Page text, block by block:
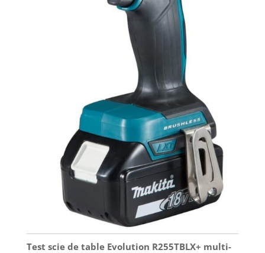
Test scie de table Evolution R255TBLX+ multi-